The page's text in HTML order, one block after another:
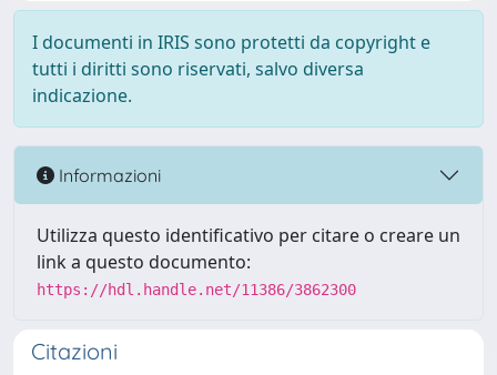
I documenti in IRIS sono protetti da copyright e
tutti i diritti sono riservati, salvo diversa
indicazione.
Informazioni
Utilizza questo identificativo per citare o creare un
link a questo documento:
https://hdl.handle.net/11386/3862300
Citazioni